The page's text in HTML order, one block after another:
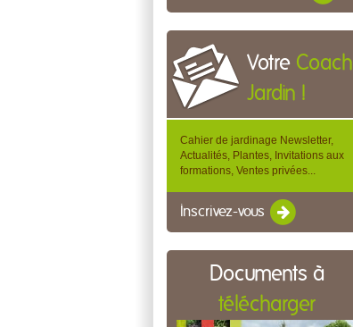
Votre Coach
Jardin !
Cahier de jardinage Newsletter,
Actualités, Plantes, Invitations aux
formations, Ventes privées...
Inscrivez-vous
Documents à
télécharger